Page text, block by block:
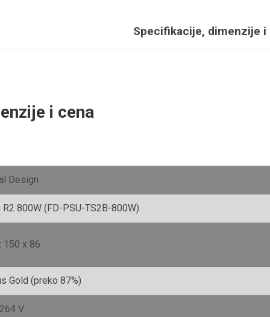
Specifikacije, dimenzije i
i cena
Design
R2 800W (FD-PSU-TS2B-800W)
150 x 86
Gold (preko 87%)
V